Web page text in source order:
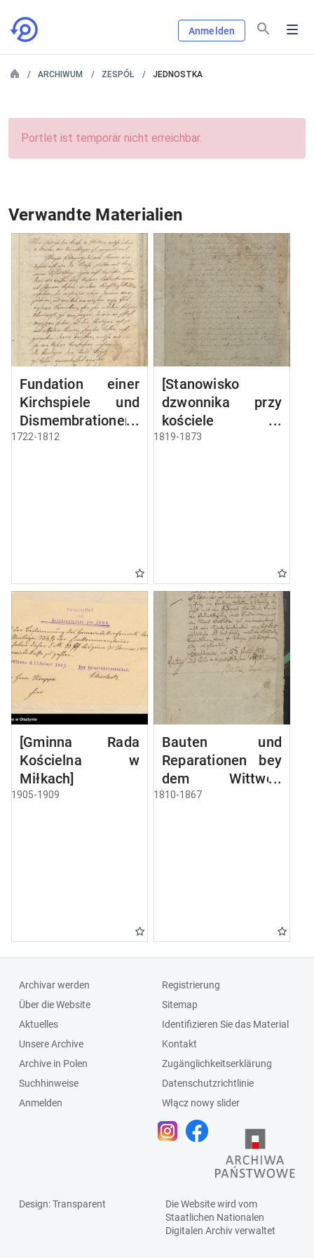
Anmelden
ARCHIWUM ZESPÓŁ JEDNOSTKA
Portlet ist temporär nicht erreichbar.
Verwandte Materialien
Fundation einer
Kirchspiele und
Dismembrationen-
Sache
1722-1812
[Stanowisko
dzwonnika przy
kościele w
Miłkach]
1819-1873
[Gminna Rada
Kościelna w
Miłkach]
1905-1909
Bauten und
Reparationen bey
dem Wittwen
Gebäude
1810-1867
Archivar werden
Über die Website
Aktuelles
Unsere Archive
Archive in Polen
Suchhinweise
Anmelden
Registrierung
Sitemap
Identifizieren Sie das Material
Kontakt
Zugänglichkeitserklärung
Datenschutzrichtlinie
Włącz nowy slider
Design: Transparent
Die Website wird vom
Staatlichen Nationalen
Digitalen Archivverwaltet